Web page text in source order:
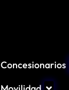
Concesionarios